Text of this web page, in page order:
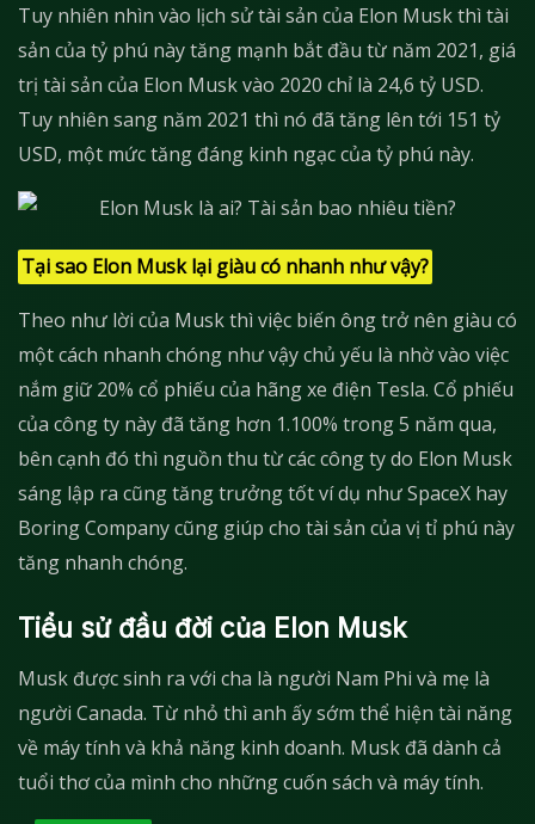
Tuy nhiên nhìn vào lịch sử tài sản của Elon Musk thì tài
sản của tỷ phú này tăng mạnh bắt đầu từ năm 2021, giá
trị tài sản của Elon Musk vào 2020 chỉ là 24,6 tỷ USD.
Tuy nhiên sang năm 2021 thì nó đã tăng lên tới 151 tỷ
USD, một mức tăng đáng kinh ngạc của tỷ phú này.
Tại sao Elon Musk lại giàu có nhanh như vậy?
Theo như lời của Musk thì việc biến ông trở nên giàu có
một cách nhanh chóng như vậy chủ yếu là nhờ vào việc
nắm giữ 20% cổ phiếu của hãng xe điện Tesla. Cổ phiếu
của công ty này đã tăng hơn 1.100% trong 5 năm qua,
bên cạnh đó thì nguồn thu từ các công ty do Elon Musk
sáng lập ra cũng tăng trưởng tốt ví dụ như SpaceX hay
Boring Company cũng giúp cho tài sản của vị tỉ phú này
tăng nhanh chóng.
Tiểu sử đầu đời của Elon Musk
Musk được sinh ra với cha là người Nam Phi và mẹ là
người Canada. Từ nhỏ thì anh ấy sớm thể hiện tài năng
về máy tính và khả năng kinh doanh. Musk đã dành cả
tuổi thơ của mình cho những cuốn sách và máy tính.